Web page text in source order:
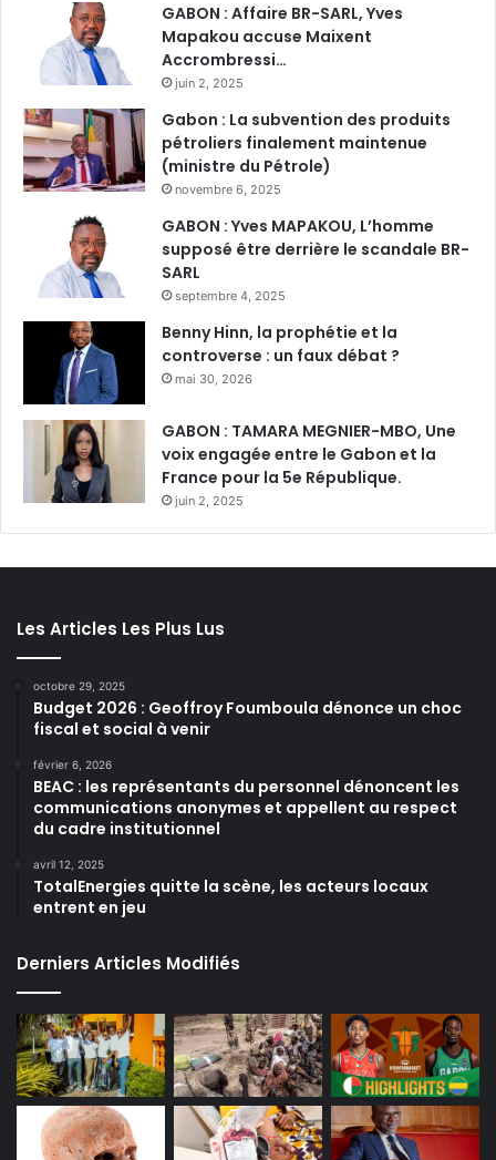
GABON : Affaire BR-SARL, Yves
Mapakou accuse Maixent
Accrombressi…
juin 2, 2025
Gabon : La subvention des produits
pétroliers finalement maintenue
(ministre du Pétrole)
novembre 6, 2025
GABON : Yves MAPAKOU, L’homme
supposé être derrière le scandale BR-
SARL
septembre 4, 2025
Benny Hinn, la prophétie et la
controverse : un faux débat ?
mai 30, 2026
GABON : TAMARA MEGNIER-MBO, Une
voix engagée entre le Gabon et la
France pour la 5e République.
juin 2, 2025
Les Articles Les Plus Lus
octobre 29, 2025
Budget 2026 : Geoffroy Foumboula dénonce un choc
fiscal et social à venir
février 6, 2026
BEAC : les représentants du personnel dénoncent les
communications anonymes et appellent au respect
du cadre institutionnel
avril 12, 2025
TotalEnergies quitte la scène, les acteurs locaux
entrent en jeu
Derniers Articles Modifiés